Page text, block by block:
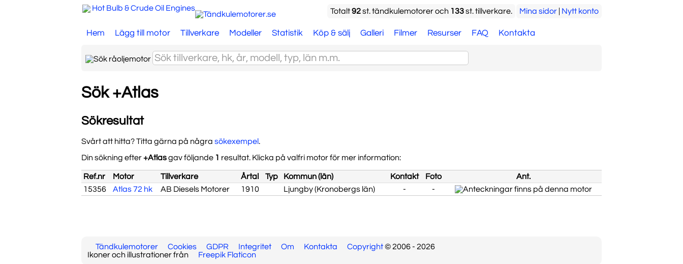
Mina sidor Nytt konto
Totalt92st. tändkulemotorer och 133st. tillverkare.
Hot Bulb & Crude Oil Engines
Hem Lägg till motor Tillverkare Modeller Statistik Köp & sälj Galleri Filmer Resurser FAQ Kontakta
Sök +Atlas
Sökresultat
Svårt att hitta? Titta gärna på några sökexempel.
Din sökning efter+Atlasgav följande 1 resultat. Klicka på valfri motor för mer information:
Ref.nr Motor Tillverkare Årtal Typ Kommun (län) Kontakt Foto
Ant.
15356
Atlas 72 hk AB Diesels Motorer 1910 Ljungby (Kronobergs län) - -
Tändkulemotorer Cookies GDPR Integritet Om Kontakta Copyright© 2006 - 2026
Ikoner och illustrationer från
Freepik Flaticon